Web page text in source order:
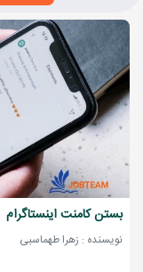
بستن کامنت اینستاگرام
نویسنده : زهرا طهماسبی